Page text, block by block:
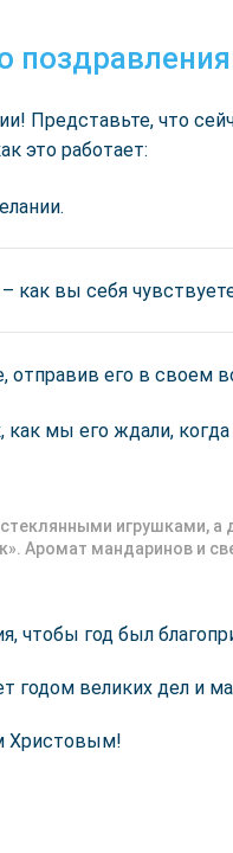
Представьте, что
это работает:
как вы себя
отправив его в своем
как мы его ждали,
игрушками,
Аромат мандаринов и
чтобы год был
годом великих дел и
Христовым!